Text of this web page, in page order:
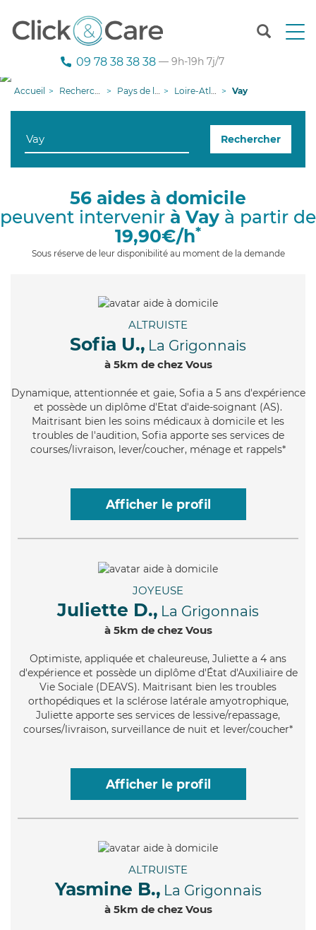
T
n
g
i
09 78 38 38 38 — 9h-19h 7j/7
Accueil Recherche aide à domicile Pays de la Loire Loire-Atlantique Vay
Rechercher
56 aides à domicile
peuvent intervenir à Vay à partir de
19,90€/h*
Sous réserve de leur disponibilité au moment de la demande
ALTRUISTE
Sofia U., La Grigonnais
à 5km de chez Vous
Dynamique, attentionnée et gaie, Sofia a 5 ans d'expérience
et possède un diplôme d'Etat d'aide-soignant (AS).
Maitrisant bien les soins médicaux à domicile et les
troubles de l'audition, Sofia apporte ses services de
courses/livraison, lever/coucher, ménage et rappels*
Afficher le profil
JOYEUSE
Juliette D., La Grigonnais
à 5km de chez Vous
Optimiste, appliquée et chaleureuse, Juliette a 4 ans
d'expérience et possède un diplôme d'État d'Auxiliaire de
Vie Sociale (DEAVS). Maitrisant bien les troubles
orthopédiques et la sclérose latérale amyotrophique,
Juliette apporte ses services de lessive/repassage,
courses/livraison, surveillance de nuit et lever/coucher*
Afficher le profil
ALTRUISTE
Yasmine B., La Grigonnais
à 5km de chez Vous